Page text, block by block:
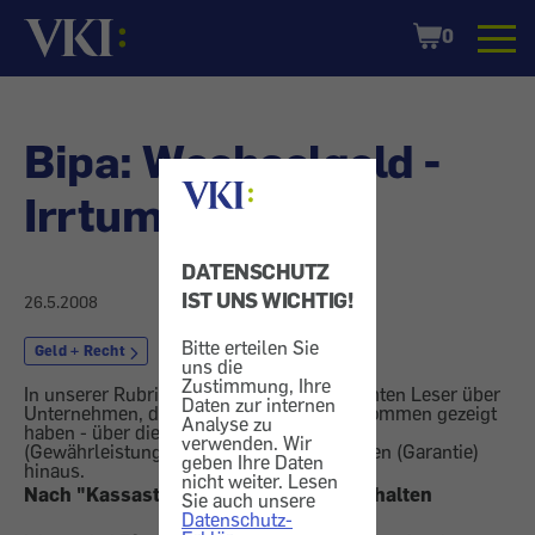
DATENSCHUTZ
IST UNS WICHTIG!
Bitte erteilen Sie
uns die
Zustimmung, Ihre
Daten zur internen
Analyse zu
verwenden. Wir
geben Ihre Daten
nicht weiter. Lesen
Sie auch unsere
Datenschutz-
Startseite
Shopping
Cart
0
Bipa: Wechselgeld -
Irrtum
26.5.2008
Geld + Recht Währung
In unserer Rubrik "Vor den Vorhang" berichten Leser über
Unternehmen, die besonderes Entgegenkommen gezeigt
haben - über die gesetzlichen Ansprüche
(Gewährleistung) oder vertragliche Zusagen (Garantie)
hinaus.
Nach "Kassasturz" umgehend Geld erhalten